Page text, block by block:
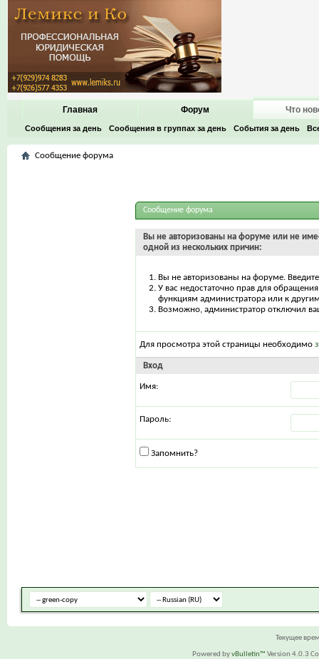
Главная Форум Что
Сообщения за день Сообщения в группах за день События за день
Сообщение форума
Сообщение форума
Вы не авторизованы на форуме или не
одной из нескольких причин:
Вы не авторизованы на форуме.
У вас недостаточно прав для
функциям администратора или к
Возможно, администратор отключил
Для просмотра этой страницы необходимо
Вход
Имя:
Пароль:
Запомнить?
Текущее
Powered byvBulletin™ Version 4.0.3